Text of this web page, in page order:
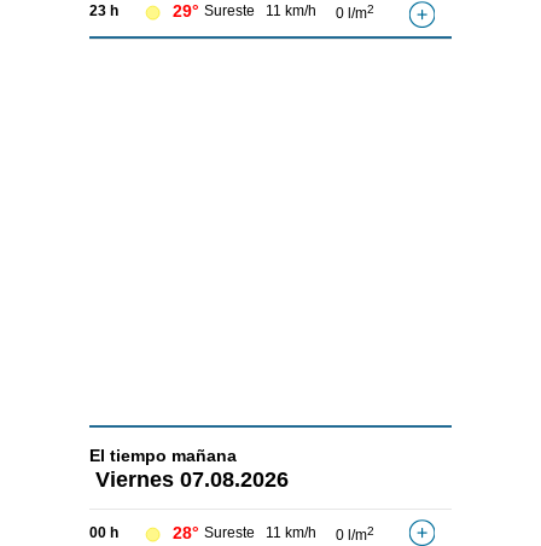
23 h 29° Sureste 11 km/h 0 l/m2
El tiempo mañana
Viernes 07.08.2026
00 h 28° Sureste 11 km/h 0 l/m2